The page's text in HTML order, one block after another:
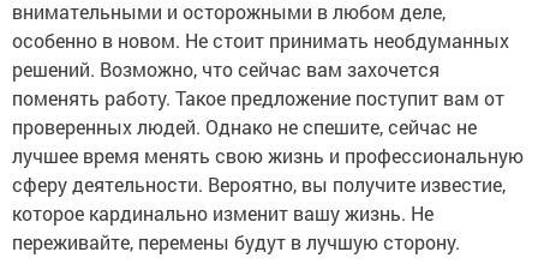
внимательными и осторожными в любом деле,
особенно в новом. Не стоит принимать необдуманных
решений. Возможно, что сейчас вам захочется
поменять работу. Такое предложение поступит вам от
проверенных людей. Однако не спешите, сейчас не
лучшее время менять свою жизнь и профессиональную
сферу деятельности. Вероятно, вы получите известие,
которое кардинально изменит вашу жизнь. Не
переживайте, перемены будут в лучшую сторону.